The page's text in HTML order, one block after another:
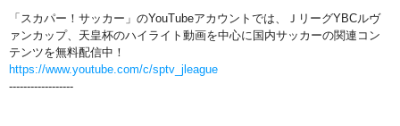
「スカパー！サッカー」のYouTubeアカウントでは、ＪリーグYBCルヴ
ァンカップ、天皇杯のハイライト動画を中心に国内サッカーの関連コン
テンツを無料配信中！
https://www.youtube.com/c/sptv_jleague
------------------